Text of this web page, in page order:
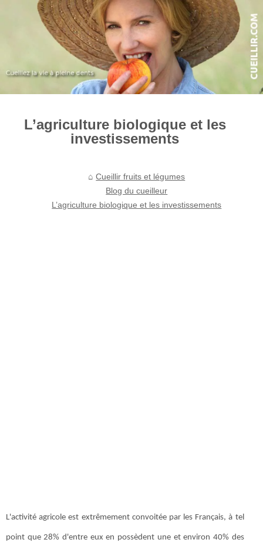
L’agriculture biologique et les
investissements
Cueillir fruits et légumes
Blog du cueilleur
L’agriculture biologique et les investissements
L'activité agricole est extrêmement convoitée par les Français, à tel
point que 28% d'entre eux en possèdent une et environ 40% des